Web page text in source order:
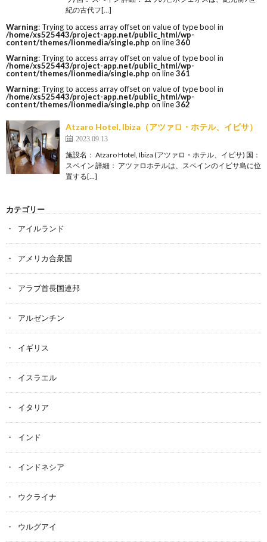
紀の古代フ[…]
Warning: Trying to access array offset on value of type bool in
/home/xs525443/project-app.net/public_html/wp-
content/themes/lionmedia/single.php on line360
Warning: Trying to access array offset on value of type bool in
/home/xs525443/project-app.net/public_html/wp-
content/themes/lionmedia/single.php on line361
Warning: Trying to access array offset on value of type bool in
/home/xs525443/project-app.net/public_html/wp-
content/themes/lionmedia/single.php on line362
Atzaro Hotel, Ibiza（アツァロ・ホテル、イビサ）
2023.09.13
施設名： Atzaro Hotel, Ibiza (アツァロ・ホテル、イビサ) 国：
スペイン 詳細： アツァロホテルは、スペインのイビサ島に位
置する[…]
カテゴリー
アイルランド
アメリカ合衆国
アラブ首長国連邦
アルゼンチン
イギリス
イスラエル
イタリア
インド
インドネシア
ウクライナ
ウルグアイ